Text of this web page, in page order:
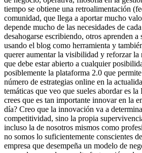
tiempo se obtiene una retroalimentación
comunidad, que llega a aportar mucho
depende mucho de las necesidades de
desahogarse escribiendo, otros aprenden
usando el blog como herramienta y
querer aumentar la visibilidad y reforzar la
que debe estar abierto a cualquier
posiblemente la plataforma 2.0 que
número de estrategias online en la
temáticas que veo que sueles abordar es
crees que es tan importante innovar en la
día? Creo que la innovación va a
competitividad, sino la propia
incluso la de nosotros mismos como
no somos lo suficientemente conscientes
empresa que desempeña un modelo de